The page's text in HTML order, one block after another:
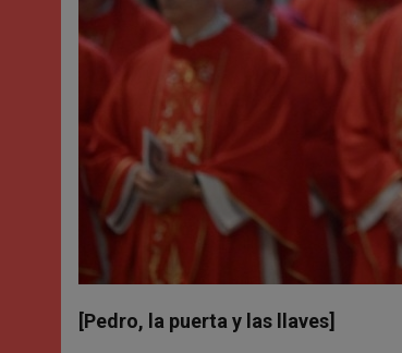
[Pedro, la puerta y las llaves]